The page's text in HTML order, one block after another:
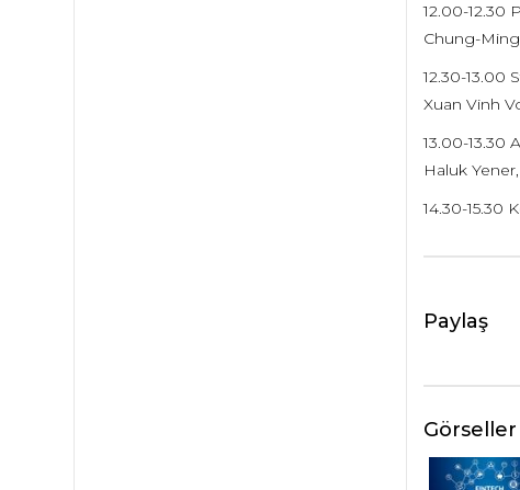
12.00-12.30
Chung-Ming
12.30-13.00
Xuan Vinh
13.00-13.30
Haluk
14.30-15.30
Paylaş
Görseller